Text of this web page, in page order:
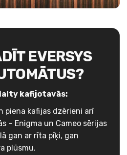
EVERSYS
kafijotavās:
piena kafijas dzērieni arī
– Enigma un Cameo sērijas
gan ar rīta pīķi, gan
plūsmu.